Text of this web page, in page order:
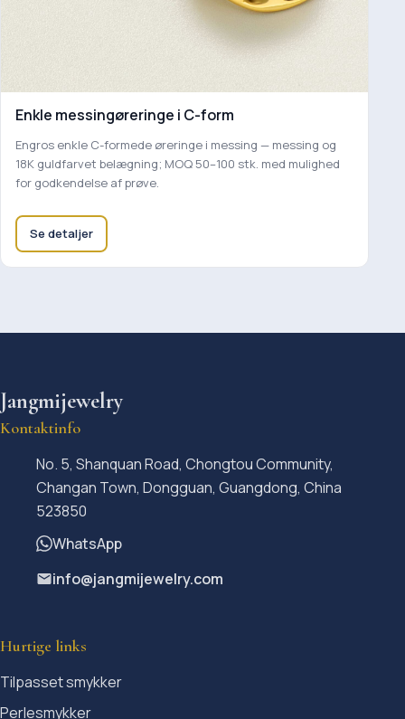
Enkle messingøreringe i C-form
Engros enkle C-formede øreringe i messing — messing og
18K guldfarvet belægning; MOQ 50–100 stk. med mulighed
for godkendelse af prøve.
Se detaljer
Jangmijewelry
Kontaktinfo
No. 5, Shanquan Road, Chongtou Community,
Changan Town, Dongguan, Guangdong, China
523850
WhatsApp
info@jangmijewelry.com
Hurtige links
Tilpasset smykker
Perlesmykker